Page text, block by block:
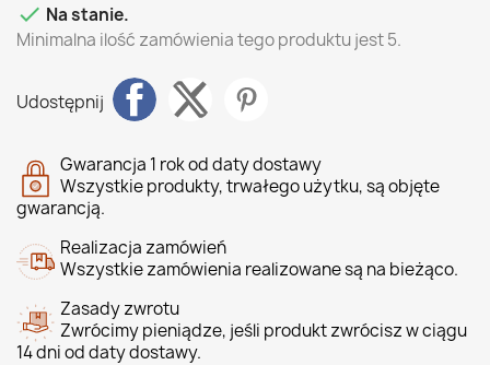
 Na stanie.
Minimalna ilość zamówienia tego produktu jest 5.
Udostępnij
Gwarancja 1 rok od daty dostawy
Wszystkie produkty, trwałego użytku, są objęte
gwarancją.
Realizacja zamówień
Wszystkie zamówienia realizowane są na bieżąco.
Zasady zwrotu
Zwrócimy pieniądze, jeśli produkt zwrócisz w ciągu
14 dni od daty dostawy.